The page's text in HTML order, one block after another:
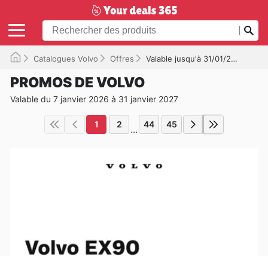
Catalogues Volvo Offres Valable jusqu'à 31/01/2027
PROMOS DE VOLVO
Valable du 7 janvier 2026 à 31 janvier 2027
1 2 ... 44 45